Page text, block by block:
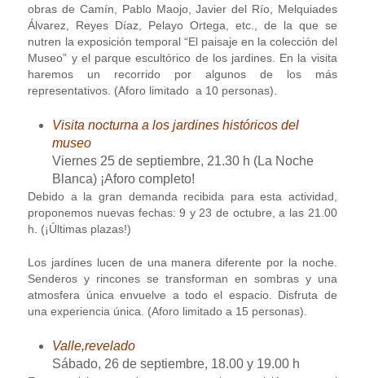
obras de Camín, Pablo Maojo, Javier del Río, Melquiades
Álvarez, Reyes Díaz, Pelayo Ortega, etc., de la que se
nutren la exposición temporal “El paisaje en la colección del
Museo” y el parque escultórico de los jardines. En la visita
haremos un recorrido por algunos de los más
representativos. (Aforo limitado a 10 personas).
Visita nocturna a los jardines históricos del
museo
Viernes 25 de septiembre, 21.30 h (La Noche
Blanca) ¡Aforo completo!
Debido a la gran demanda recibida para esta actividad,
proponemos nuevas fechas: 9 y 23 de octubre, a las 21.00
h. (¡Últimas plazas!)
Los jardines lucen de una manera diferente por la noche.
Senderos y rincones se transforman en sombras y una
atmosfera única envuelve a todo el espacio. Disfruta de
una experiencia única. (Aforo limitado a 15 personas).
Valle,revelado
Sábado, 26 de septiembre, 18.00 y 19.00 h